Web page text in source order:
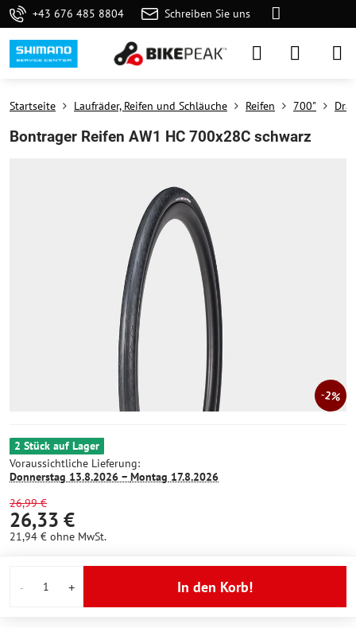
+43 676 485 8804 Schreiben Sie uns
2%
Startseite Laufräder, Reifen und Schläuche Reifen 700"
Bontrager Reifen AW1 HC 700x28C schwarz
2 Stück auf Lager
Voraussichtliche Lieferung:
Donnerstag 13.8.2026 − Montag 17.8.2026
26,99 €
26,33 €
21,94 € ohne MwSt.
In den Korb!